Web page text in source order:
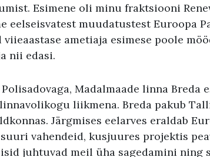
Esimene oli minu fraktsiooni
eelseisvatest muudatustest Euroopa
ametiaja esimese poole
nii edasi.
Madalmaade linna Breda
liikmena. Breda pakub
Järgmises eelarves eraldab
vahendeid, kusjuures projektis
juhtuvad meil üha sagedamini ning